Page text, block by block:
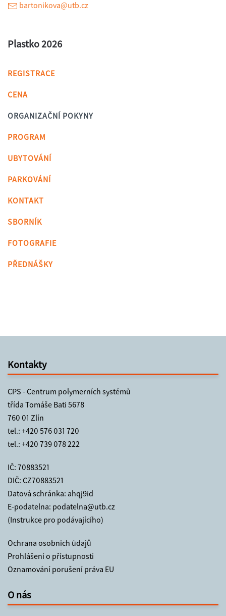
bartonikova@utb.cz
Plastko 2026
REGISTRACE
CENA
ORGANIZAČNÍ POKYNY
PROGRAM
UBYTOVÁNÍ
PARKOVÁNÍ
KONTAKT
SBORNÍK
FOTOGRAFIE
PŘEDNÁŠKY
Kontakty
CPS - Centrum polymerních systémů
třída Tomáše Bati 5678
760 01 Zlín
tel.: +420 576 031 720
tel.: +420 739 078 222
IČ: 70883521
DIČ: CZ70883521
Datová schránka: ahqj9id
E-podatelna: podatelna@utb.cz
(Instrukce pro podávajícího)
Ochrana osobních údajů
Prohlášení o přístupnosti
Oznamování porušení práva EU
O nás